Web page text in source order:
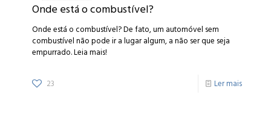
Onde está o combustível?
Onde está o combustível? De fato, um automóvel sem
combustível não pode ir a lugar algum, a não ser que seja
empurrado. Leia mais!
23 Ler mais